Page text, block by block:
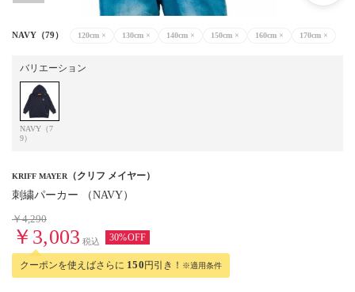
NAVY（79） 120cm × 130cm × 140cm × 150cm × 160cm × 170cm ×
バリエーション
NAVY（7
9）
KRIFF MAYER （クリフ メイヤー）
刺繍パーカー （NAVY）
￥4,290
￥3,003 税込 30%OFF
クーポンを使えばさらに 150円引き！ ※適用条件